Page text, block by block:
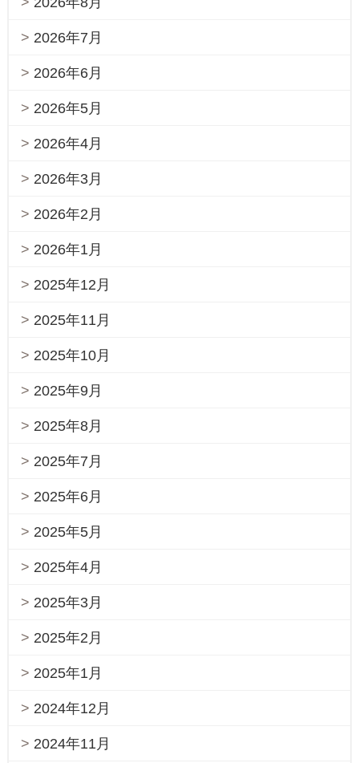
2026年7月
2026年6月
2026年5月
2026年4月
2026年3月
2026年2月
2026年1月
2025年12月
2025年11月
2025年10月
2025年9月
2025年8月
2025年7月
2025年6月
2025年5月
2025年4月
2025年3月
2025年2月
2025年1月
2024年12月
2024年11月